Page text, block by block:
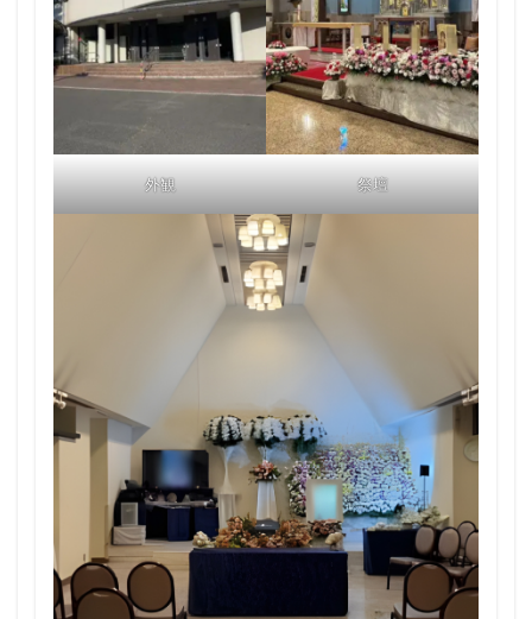
外観 祭壇